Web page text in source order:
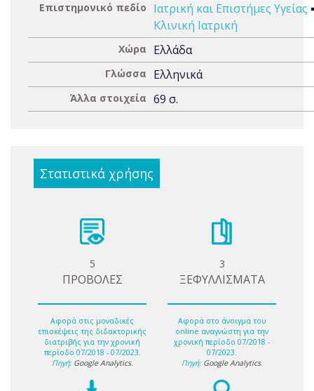
Επιστημονικό πεδίο Ιατρική και Επιστήμες Υγείας
Κλινική Ιατρική
Χώρα Ελλάδα
Γλώσσα Ελληνικά
Άλλα στοιχεία 69 σ.
Στατιστικά χρήσης
5
ΠΡΟΒΟΛΕΣ
Αφορά στις μοναδικές
επισκέψεις της διδακτορικής
διατριβής για την χρονική
περίοδο 07/2018 - 07/2023.
Πηγή: Google Analytics.
3
ΞΕΦΥΛΛΙΣΜΑΤΑ
Αφορά στο άνοιγμα του
online αναγνώστη για την
χρονική περίοδο 07/2018 -
07/2023.
Πηγή: Google Analytics.